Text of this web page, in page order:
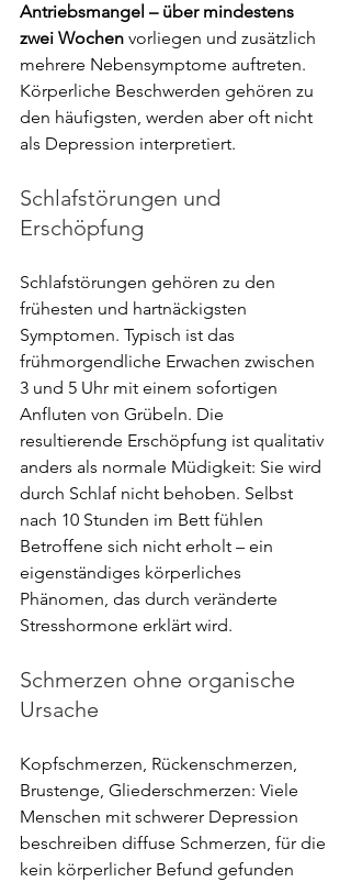
Antriebsmangel – über mindestens
zwei Wochen vorliegen und zusätzlich
mehrere Nebensymptome auftreten.
Körperliche Beschwerden gehören zu
den häufigsten, werden aber oft nicht
als Depression interpretiert.
Schlafstörungen und
Erschöpfung
Schlafstörungen gehören zu den
frühesten und hartnäckigsten
Symptomen. Typisch ist das
frühmorgendliche Erwachen zwischen
3 und 5 Uhr mit einem sofortigen
Anfluten von Grübeln. Die
resultierende Erschöpfung ist qualitativ
anders als normale Müdigkeit: Sie wird
durch Schlaf nicht behoben. Selbst
nach 10 Stunden im Bett fühlen
Betroffene sich nicht erholt – ein
eigenständiges körperliches
Phänomen, das durch veränderte
Stresshormone erklärt wird.
Schmerzen ohne organische
Ursache
Kopfschmerzen, Rückenschmerzen,
Brustenge, Gliederschmerzen: Viele
Menschen mit schwerer Depression
beschreiben diffuse Schmerzen, für die
kein körperlicher Befund gefunden